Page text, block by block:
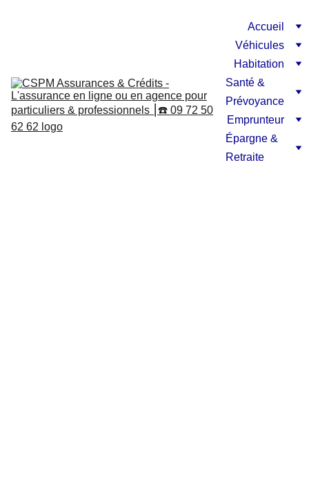
Accueil
Véhicules
Habitation
Santé &
Prévoyance
Emprunteur
Épargne &
Retraite